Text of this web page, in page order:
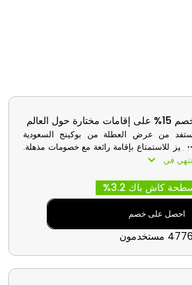
إقامات مختارة حول العالم
من عرض العطلة من بوكينج السعودية
للاستمتاع بإقامة رائعة مع خصومات مذهلة.
بخصومات على إقامات مختارة حول العالم.
نتمنى لك عطلة ممتعة.
في
كاش باك 3.2%
احصل على خصم
4776 مستخدمون